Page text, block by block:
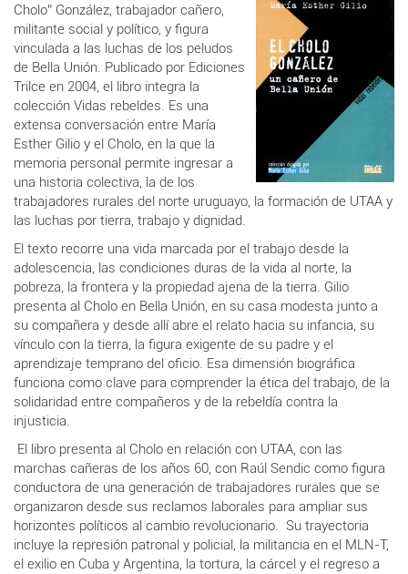
Cholo” González, trabajador cañero,
militante social y político, y figura
vinculada a las luchas de los peludos
de Bella Unión. Publicado por Ediciones
Trilce en 2004, el libro integra la
colección Vidas rebeldes. Es una
extensa conversación entre María
Esther Gilio y el Cholo, en la que la
memoria personal permite ingresar a
una historia colectiva, la de los
trabajadores rurales del norte uruguayo, la formación de UTAA y
las luchas por tierra, trabajo y dignidad.
El texto recorre una vida marcada por el trabajo desde la
adolescencia, las condiciones duras de la vida al norte, la
pobreza, la frontera y la propiedad ajena de la tierra. Gilio
presenta al Cholo en Bella Unión, en su casa modesta junto a
su compañera y desde allí abre el relato hacia su infancia, su
vínculo con la tierra, la figura exigente de su padre y el
aprendizaje temprano del oficio. Esa dimensión biográfica
funciona como clave para comprender la ética del trabajo, de la
solidaridad entre compañeros y de la rebeldía contra la
injusticia.
El libro presenta al Cholo en relación con UTAA, con las
marchas cañeras de los años 60, con Raúl Sendic como figura
conductora de una generación de trabajadores rurales que se
organizaron desde sus reclamos laborales para ampliar sus
horizontes políticos al cambio revolucionario. Su trayectoria
incluye la represión patronal y policial, la militancia en el MLN-T,
el exilio en Cuba y Argentina, la tortura, la cárcel y el regreso a